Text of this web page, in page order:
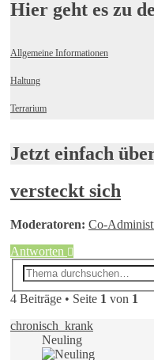
Hier geht es zu
Allgemeine Informationen
Haltung
Terrarium
Jetzt einfach
versteckt sich
Moderatoren: Co-
Antworten
4 Beiträge • Seite 1 von 1
chronisch_krank
Neuling